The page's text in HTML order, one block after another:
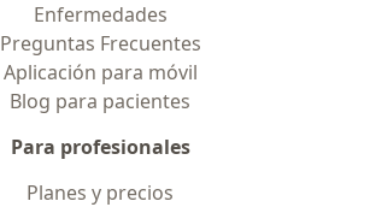
Enfermedades
Preguntas Frecuentes
Aplicación para móvil
Blog para pacientes
Para profesionales
Planes y precios